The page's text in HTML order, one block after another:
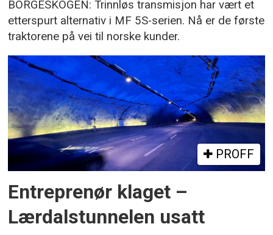
BORGESKOGEN: Trinnløs transmisjon har vært et
etterspurt alternativ i MF 5S-serien. Nå er de første
traktorene på vei til norske kunder.
PROFF
Entreprenør klaget –
Lærdalstunnelen usatt